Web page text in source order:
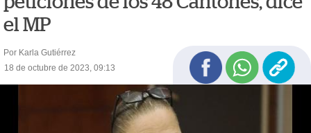
el MP
Por Karla Gutiérrez
18 de octubre de 2023, 09:13